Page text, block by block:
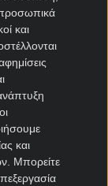
και
και
Μπορείτε